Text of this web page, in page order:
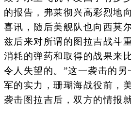
的报告，弗莱彻兴高彩烈地
喜讯，随后美舰队也向西莫
兹后来对所谓的图拉吉战斗
消耗的弹药和取得的战果来
令人失望的。”这一袭击的另
军的实力，珊瑚海战役前，
袭击图拉吉后，双方的情报